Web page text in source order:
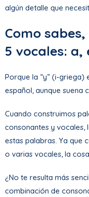
algún detalle que
Como
5 vocales: a,
Porque la “y” (i-griega)
español, aunque suena
Cuando construimos
consonantes y vocales,
estas palabras. Ya que
o varias vocales, la
¿No te resulta más
combinación de